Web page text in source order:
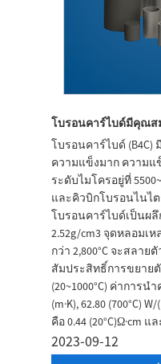
โบรอนคาร์ไบด์มีคุณส
โบรอนคาร์ไบด์ (B4C)
ความแข็งมาก ความแ
ระดับไมโครอยู่ที่
และคิวบิกโบรอนไนไ
โบรอนคาร์ไบด์เป็นผ
2.52g/cm3 จุดหลอมเ
กว่า 2,800°C จะสลาย
สัมประสิทธิ์การขยายตั
(20~1000°C) ค่าการน
(m·K), 62.80 (700°C)
คือ 0.44 (20°C)Ω·cm แล
2023-09-12